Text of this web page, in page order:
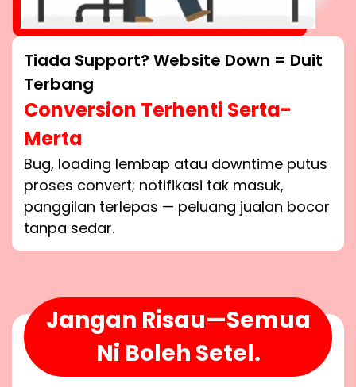
Tiada Support? Website Down = Duit
Terbang
Conversion Terhenti Serta-
Merta
Bug, loading lembap atau downtime putus
proses convert; notifikasi tak masuk,
panggilan terlepas — peluang jualan bocor
tanpa sedar.
Jangan Risau—Semua
Ni Boleh Setel.